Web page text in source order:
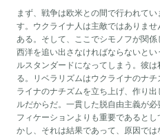
まず、戦争は欧米との間で行われて
す。ウクライナ人は主敵ではありま
ある。そして、ここでシモノフが関
西洋を追い出さなければならないと
ルスタンダードになってしまう。彼
る。リベラリズムはウクライナのナ
ライナのナチズムを立ち上げ、作り
ルだからだ。一貫した脱自由主義が
フィケーションよりも重要であると
かし、それは結果であって、原因で